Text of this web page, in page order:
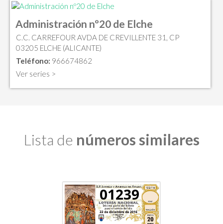
Administración nº20 de Elche
C.C. CARREFOUR AVDA DE CREVILLENTE 31, CP
03205 ELCHE (ALICANTE)
Teléfono: 966674862
Ver series >
Lista de números similares
01239